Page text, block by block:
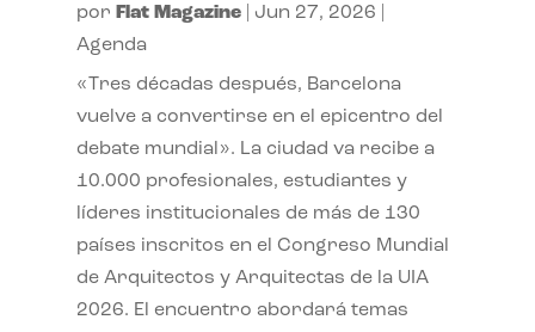
por Flat Magazine| Jun 27, 2026
Agenda
«Tres décadas después, Barcelona
vuelve a convertirse en el epicentro del
debate mundial». La ciudad va recibe a
10.000 profesionales, estudiantes y
líderes institucionales de más de 130
países inscritos en el Congreso Mundial
de Arquitectos y Arquitectas de la UIA
2026. El encuentro abordará temas